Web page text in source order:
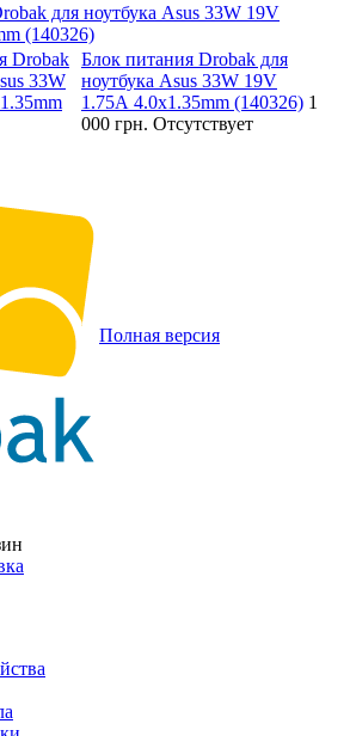
для ноутбука Asus 33W 19V
(140326)
Блок питания Drobak для
ноутбука Asus 33W 19V
1.75A 4.0х1.35mm (140326) 1
000 грн. Отсутствует
Полная версия